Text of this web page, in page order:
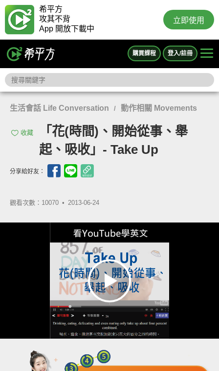
希平方
攻其不背
App 開放下載中
立即使用
購買課程 登入/註冊
生活會話 Life Conversation / 動作相關 Movements
收藏
「花(時間)、開始從事、舉
起、吸收」- Take Up
分享給好友：
觀看次數：10070 • 2013-06-24